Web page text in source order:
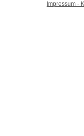
Impressum -